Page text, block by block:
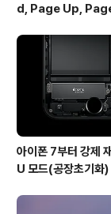
d, Page Up,
아이폰 7부터 강제
U 모드(공장초기화)